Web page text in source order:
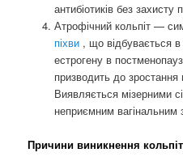
антибіотиків без
Атрофічний кольпіт —
піхви , що відбувається в
естрогену в
призводить до
Виявляється мізерними
неприємним вагінальним
Причини виникнення